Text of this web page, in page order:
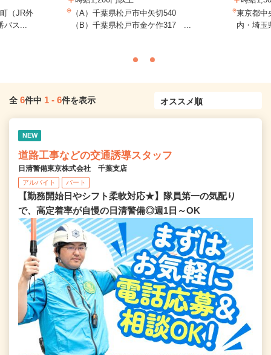
（JR外
ス...
（A）千葉県松戸市中矢切540
（B）千葉県松戸市金ケ作317 ...
東京都中
内・埼玉
全 6件中 1 - 6件を表示
NEW
道路工事などの交通誘導スタッフ
日清警備東京株式会社 千葉支店
アルバイト パート
【勤務開始日やシフト柔軟対応★】隊員第一の気配り
で、高定着率が自慢の日清警備◎週1日～OK